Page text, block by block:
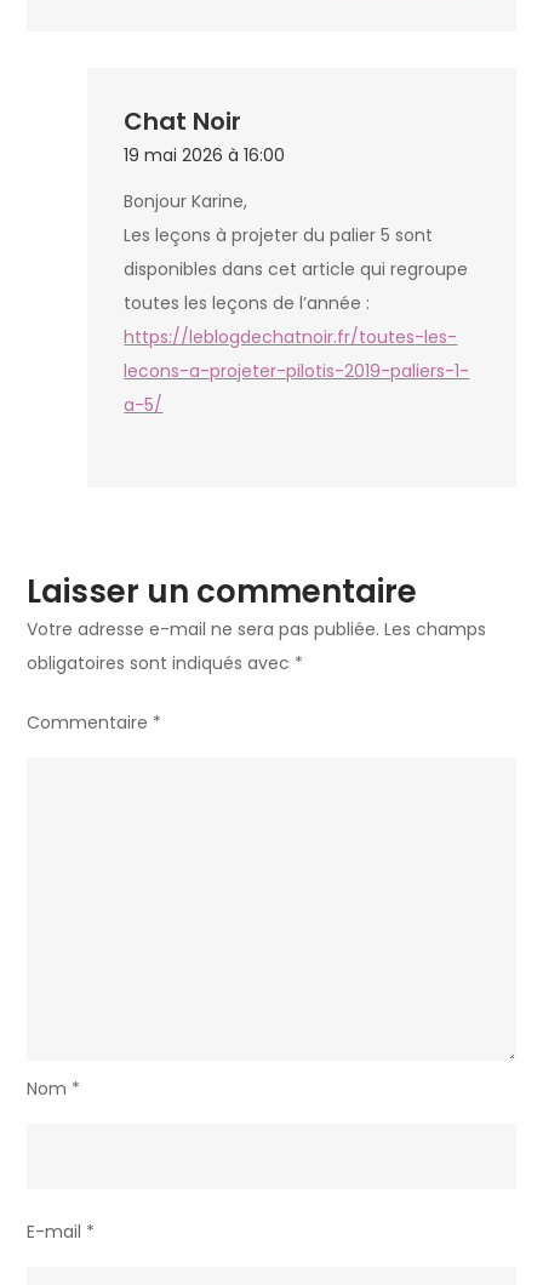
Chat Noir
19 mai 2026 à 16:00
Bonjour Karine,
Les leçons à projeter du palier 5 sont
disponibles dans cet article qui regroupe
toutes les leçons de l’année :
https://leblogdechatnoir.fr/toutes-les-
lecons-a-projeter-pilotis-2019-paliers-1-
a-5/
Laisser un commentaire
Votre adresse e-mail ne sera pas publiée. Les champs
obligatoires sont indiqués avec *
Commentaire *
Nom *
E-mail *